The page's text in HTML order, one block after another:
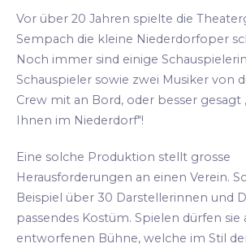
Vor über 20 Jahren spielte die
Sempach die kleine Niederdorfoper
Noch immer sind einige
Schauspieler sowie zwei Musiker von
Crew mit an Bord, oder besser
Ihnen im Niederdorf"!
Eine solche Produktion stellt grosse
Herausforderungen an einen Verein.
Beispiel über 30 Darstellerinnen und
passendes Kostüm. Spielen dürfen sie
entworfenen Bühne, welche im Stil